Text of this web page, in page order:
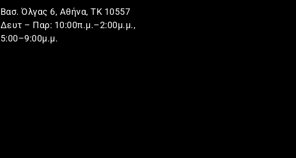
Βασ. Όλγας 6, Αθήνα, ΤΚ 10557
Δευτ – Παρ: 10:00π.μ.–2:00μ.μ.,
5:00–9:00μ.μ.